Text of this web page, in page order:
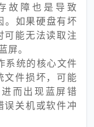
故障也是导致
如果硬盘有坏
可能无法读取注
屏。
统的核心文件
文件损坏，可能
而出现蓝屏错
误关机或软件冲